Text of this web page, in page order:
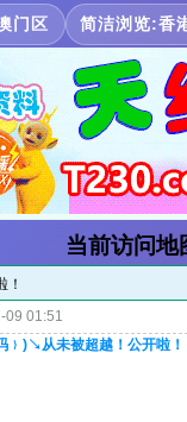
门区 简洁浏览:香
当前访问地
09 01:51
﹜)↘从未被超越！公开啦！